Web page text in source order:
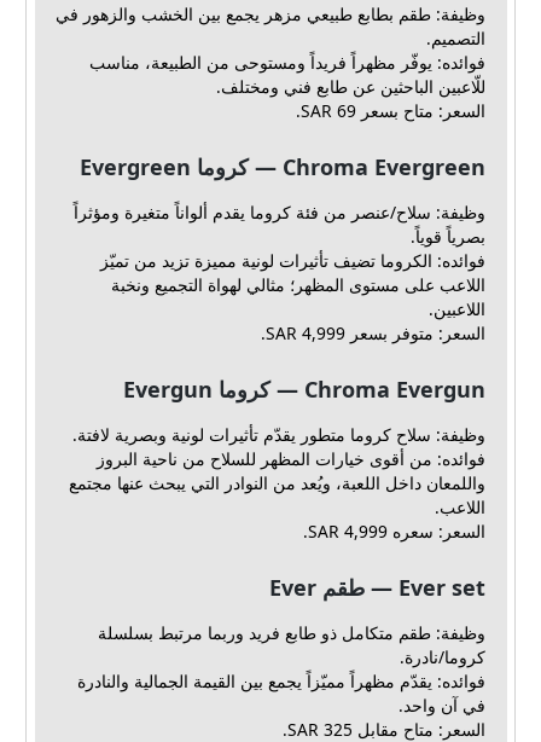
وظيفة: طقم بطابع طبيعي مزهر يجمع بين الخشب والزهور في
التصميم.
فوائده: يوفّر مظهراً فريداً ومستوحى من الطبيعة، مناسب
للّاعبين الباحثين عن طابع فني ومختلف.
السعر: متاح بسعر 69 SAR.
Chroma Evergreen — كروما Evergreen
وظيفة: سلاح/عنصر من فئة كروما يقدم ألواناً متغيرة ومؤثراً
بصرياً قوياً.
فوائده: الكروما تضيف تأثيرات لونية مميزة تزيد من تميّز
اللاعب على مستوى المظهر؛ مثالي لهواة التجميع ونخبة
اللاعبين.
السعر: متوفر بسعر 4,999 SAR.
Chroma Evergun — كروما Evergun
وظيفة: سلاح كروما متطور يقدّم تأثيرات لونية وبصرية لافتة.
فوائده: من أقوى خيارات المظهر للسلاح من ناحية البروز
واللمعان داخل اللعبة، ويُعد من النوادر التي يبحث عنها مجتمع
اللاعب.
السعر: سعره 4,999 SAR.
Ever set — طقم Ever
وظيفة: طقم متكامل ذو طابع فريد وربما مرتبط بسلسلة
كروما/نادرة.
فوائده: يقدّم مظهراً مميّزاً يجمع بين القيمة الجمالية والنادرة
في آن واحد.
السعر: متاح مقابل 325 SAR.